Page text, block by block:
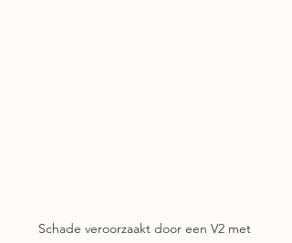
Schade veroorzaakt door een V2 met